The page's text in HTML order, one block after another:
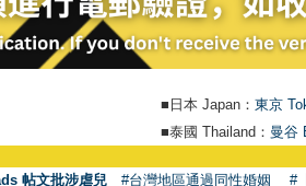
■日本 Japan： 東京
■泰國 Thailand： 曼谷
帖文批涉虐兒
#台灣地區通過同性婚姻 #